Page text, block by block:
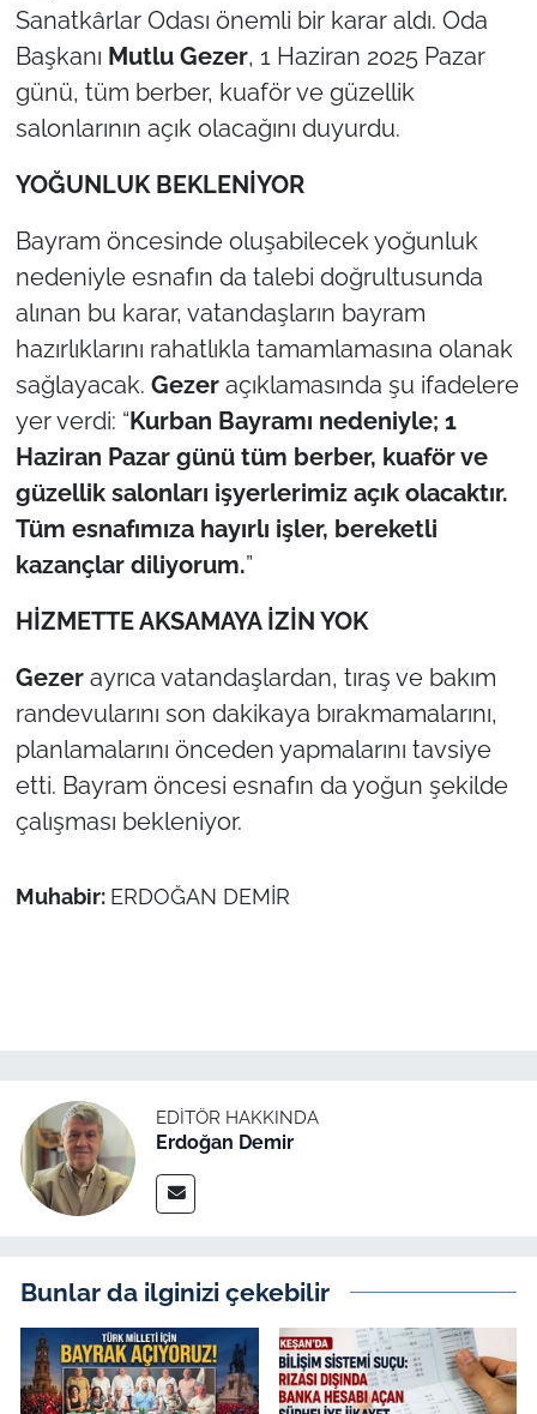
Sanatkârlar Odası önemli bir karar aldı. Oda
Başkanı Mutlu Gezer, 1 Haziran 2025 Pazar
günü, tüm berber, kuaför ve güzellik
salonlarının açık olacağını duyurdu.
YOĞUNLUK BEKLENİYOR
Bayram öncesinde oluşabilecek yoğunluk
nedeniyle esnafın da talebi doğrultusunda
alınan bu karar, vatandaşların bayram
hazırlıklarını rahatlıkla tamamlamasına olanak
sağlayacak. Gezer açıklamasında şu ifadelere
yer verdi: “Kurban Bayramı nedeniyle; 1
Haziran Pazar günü tüm berber, kuaför ve
güzellik salonları işyerlerimiz açık olacaktır.
Tüm esnafımıza hayırlı işler, bereketli
kazançlar diliyorum.”
HİZMETTE AKSAMAYA İZİN YOK
Gezer ayrıca vatandaşlardan, tıraş ve bakım
randevularını son dakikaya bırakmamalarını,
planlamalarını önceden yapmalarını tavsiye
etti. Bayram öncesi esnafın da yoğun şekilde
çalışması bekleniyor.
Muhabir: ERDOĞAN DEMİR
EDITÖR HAKKINDA
Erdoğan Demir
Bunlar da ilginizi çekebilir
Genel
Politika
Dış Haberler
Magazin
İş Dünyası
Bilim Teknoloji
English News
Canlı Maç
Gündem-Eğitim